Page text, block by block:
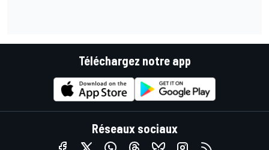
Téléchargez notre app
Réseaux sociaux